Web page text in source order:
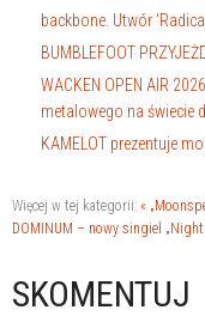
backbone. Utwór
BUMBLEFOOT
WACKEN OPEN AIR
metalowego na świecie
KAMELOT prezentuje
Więcej w tej kategorii: «
DOMINUM – nowy singiel
SKOMENTUJ